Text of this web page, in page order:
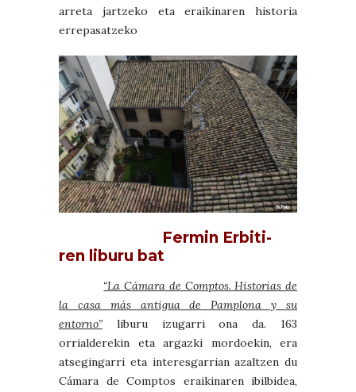
arreta jartzeko eta eraikinaren historia
errepasatzeko
Fermin Erbiti-
ren liburu bat
“La Cámara de Comptos. Historias de
la casa más antigua de Pamplona y su
entorno” liburu izugarri ona da. 163
orrialderekin eta argazki mordoekin, era
atsegingarri eta interesgarrian azaltzen du
Cámara de Comptos eraikinaren ibilbidea,